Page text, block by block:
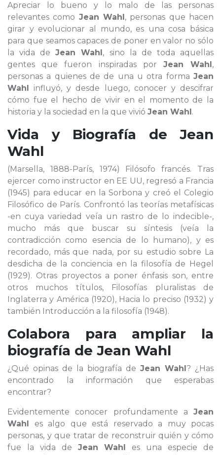
Apreciar lo bueno y lo malo de las personas
relevantes como Jean Wahl, personas que hacen
girar y evolucionar al mundo, es una cosa básica
para que seamos capaces de poner en valor no sólo
la vida deJean Wahl, sino la de toda aquellas
gentes que fueron inspiradas por Jean Wahl,
personas a quienes de de una u otra forma Jean
Wahl influyó, y desde luego, conocer y descifrar
cómo fue el hecho de vivir en el momento de la
historia y la sociedad en la que vivió Jean Wahl.
Vida y Biografía de Jean
Wahl
(Marsella, 1888-París, 1974) Filósofo francés. Tras
ejercer como instructor en EE UU, regresó a Francia
(1945) para educar en la Sorbona y creó el Colegio
Filosófico de París. Confrontó las teorías metafísicas
-en cuya variedad veía un rastro de lo indecible-,
mucho más que buscar su síntesis (veía la
contradicción como esencia de lo humano), y es
recordado, más que nada, por su estudio sobre La
desdicha de la conciencia en la filosofía de Hegel
(1929). Otras proyectos a poner énfasis son, entre
otros muchos títulos, Filosofías pluralistas de
Inglaterra y América (1920), Hacia lo preciso (1932) y
también Introducción a la filosofía (1948).
Colabora para ampliar la
biografía de Jean Wahl
¿Qué opinas de la biografía de Jean Wahl? ¿Has
encontrado la información que esperabas
encontrar?
Evidentemente conocer profundamente a Jean
Wahl es algo que está reservado a muy pocas
personas, y que tratar de reconstruir quién y cómo
fue la vida de Jean Wahl es una especie de